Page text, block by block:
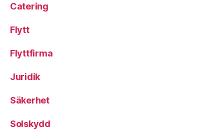
Catering
Flytt
Flyttfirma
Juridik
Säkerhet
Solskydd